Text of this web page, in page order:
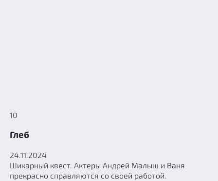
10
Глеб
24.11.2024
Шикарный квест. Актеры Андрей Малыш и Ваня
прекрасно справляются со своей работой.